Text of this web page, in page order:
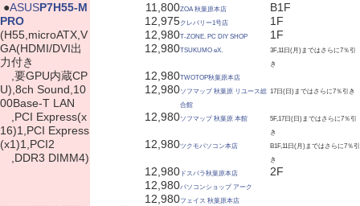
●ASUSP7H55-M
PRO
(H55,microATX,V
GA(HDMI/DVI出
力付き
,要GPU内蔵CP
U),8ch Sound,10
00Base-T LAN
,PCI Express(x
16)1,PCI Express
(x1)1,PCI2
,DDR3 DIMM4)
11,800ZOA 秋葉原本店
B1F
12,975クレバリー1号店
1F
12,980T-ZONE. PC DIY SHOP
1F
12,980TSUKUMO eX.
3F,11日(月)まではさらに7％引
き
12,980TWOTOP秋葉原本店
12,980ソフマップ 秋葉原 リユース総
合館
17日(日)まではさらに7％引き
12,980ソフマップ 秋葉原 本館
5F,17日(日)まではさらに7％引
き
12,980ツクモパソコン本店
B1F,11日(月)まではさらに7％引
き
12,980 ドスパラ秋葉原本店
2F
12,980パソコンショップ アーク
12,980フェイス 秋葉原本店